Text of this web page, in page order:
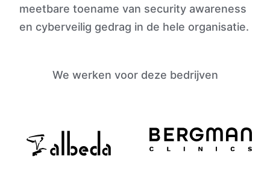
meetbare toename van security awareness
en cyberveilig gedrag in de hele organisatie.
We werken voor deze bedrijven